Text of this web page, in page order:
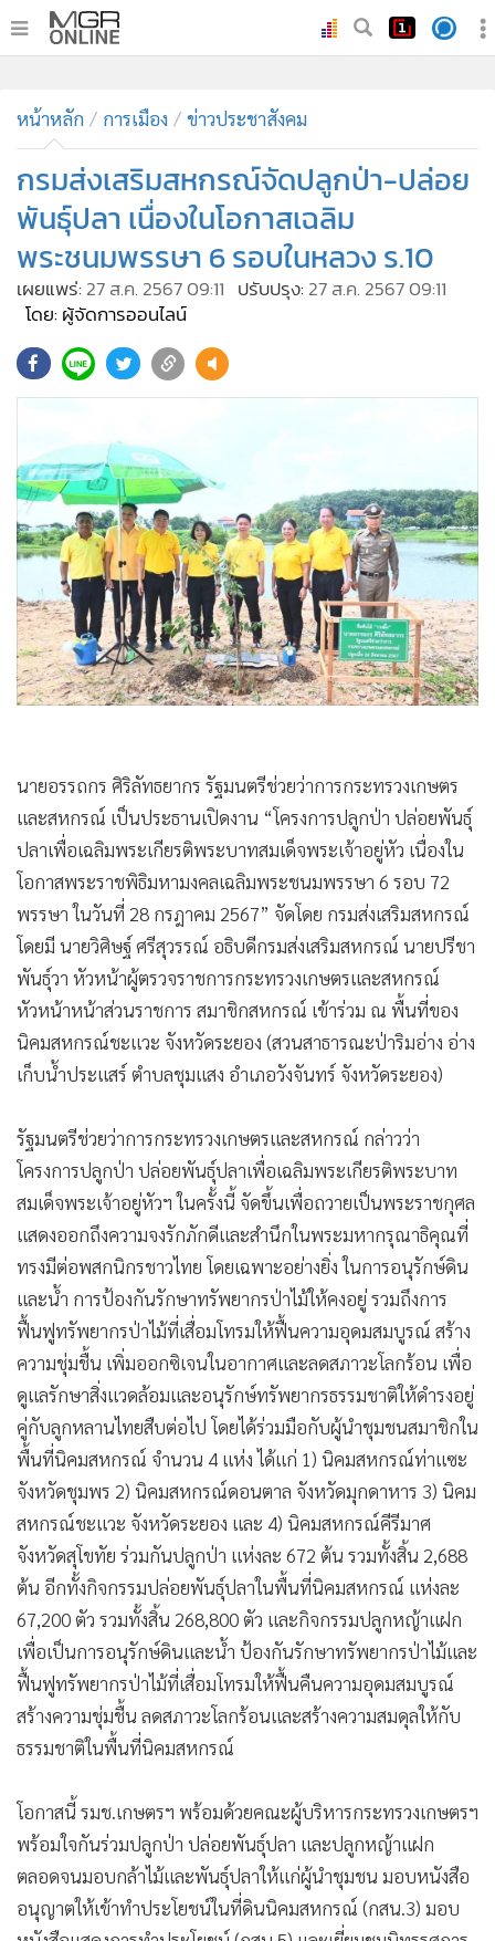
• ทันเหตุการณ์
• ภาคใต้
• ภูมิภาค
• Online Section
• บันเทิง
• ผู้จัดการรายวัน
คอลัมนิสต์
• ละคร
• CbizReview
• ผู้จัดกวน
• Good health & Well-being
• Green Innovation & SD
• Management & HR
• MGR Live
• Infographic
• การเมือง
• ท่องเที่ยว
Special Scoop
เศรษฐกิจ-ธุรกิจ
• จีน
• ชุมชน-คุณภาพชีวิต
• อาชญากรรม
• Motoring
• เกม
• วิทยาศาสตร์
• SMEs
• อินโดจีน
• กองทุนรวม
• Celeb Online
• Factcheck
ญี่ปุ่น
•
News1
Gotomanager
หน้าหลัก
กรมส่งเสริมสหกรณ์จัดปลูกป่า-ปล่อย
พันธุ์ปลา เนื่องในโอกาสเฉลิม
พระชนมพรรษา 6 รอบในหลวง ร.10
เผยแพร่:27 ส.ค. 2567 09:11ปรับปรุง:27 ส.ค. 2567 09:11
โดย: ผู้จัดการออนไลน์
และสหกรณ์ เป็นประธานเปิดงาน “โครงการปลูกป่า ปล่อยพันธุ์
ปลาเพื่อเฉลิมพระเกียรติพระบาทสมเด็จพระเจ้าอยู่หัว เนื่องใน
โอกาสพระราชพิธิมหามงคลเฉลิมพระชนมพรรษา 6 รอบ 72
พรรษา ในวันที่ 28 กรฎาคม 2567” จัดโดย กรมส่งเสริมสหกรณ์
โดยมี นายวิศิษฐ์ ศรีสุวรรณ์ อธิบดีกรมส่งเสริมสหกรณ์ นายปรีชา
พันธุ์วา หัวหน้าผู้ตรวจราชการกระทรวงเกษตรและสหกรณ์
หัวหน้าหน้าส่วนราชการ สมาชิกสหกรณ์ เข้าร่วม ณ พื้นที่ของ
นิคมสหกรณ์ชะแวะ จังหวัดระยอง (สวนสาธารณะป่าริมอ่าง อ่าง
เก็บน้ำประแสร์ ตำบลชุมแสง อำเภอวังจันทร์ จังหวัดระยอง)
รัฐมนตรีช่วยว่าการกระทรวงเกษตรและสหกรณ์ กล่าวว่า
โครงการปลูกป่า ปล่อยพันธุ์ปลาเพื่อเฉลิมพระเกียรติพระบาท
สมเด็จพระเจ้าอยู่หัวฯ ในครั้งนี้ จัดขึ้นเพื่อถวายเป็นพระราชกุศล
แสดงออกถึงความจงรักภักดีและสำนึกในพระมหากรุณาธิคุณที่
ทรงมีต่อพสกนิกรชาวไทย โดยเฉพาะอย่างยิ่ง ในการอนุรักษ์ดิน
และน้ำ การป้องกันรักษาทรัพยากรป่าไม้ให้คงอยู่ รวมถึงการ
ฟื้นฟูทรัพยากรป่าไม้ที่เสื่อมโทรมให้ฟื้นความอุดมสมบูรณ์ สร้าง
ความชุ่มชื้น เพิ่มออกซิเจนในอากาศและลดสภาวะโลกร้อน เพื่อ
ดูแลรักษาสิ่งแวดล้อมและอนุรักษ์ทรัพยากรธรรมชาติให้ดำรงอยู่
คู่กับลูกหลานไทยสืบต่อไป โดยได้ร่วมมือกับผู้นำชุมชนสมาชิกใน
พื้นที่นิคมสหกรณ์ จำนวน 4 แห่ง ได้แก่ 1) นิคมสหกรณ์ท่าแซะ
จังหวัดชุมพร 2) นิคมสหกรณ์ดอนตาล จังหวัดมุกดาหาร 3) นิคม
สหกรณ์ชะแวะ จังหวัดระยอง และ 4) นิคมสหกรณ์คีรีมาศ
จังหวัดสุโขทัย ร่วมกันปลูกป่า แห่งละ 672 ต้น รวมทั้งสิ้น 2,688
ต้น อีกทั้งกิจกรรมปล่อยพันธุ์ปลาในพื้นที่นิคมสหกรณ์ แห่งละ
67,200 ตัว รวมทั้งสิ้น 268,800 ตัว และกิจกรรมปลูกหญ้าแฝก
เพื่อเป็นการอนุรักษ์ดินและน้ำ ป้องกันรักษาทรัพยากรป่าไม้และ
ฟื้นฟูทรัพยากรป่าไม้ที่เสื่อมโทรมให้ฟื้นคืนความอุดมสมบูรณ์
สร้างความชุ่มชื้น ลดสภาวะโลกร้อนและสร้างความสมดุลให้กับ
ธรรมชาติในพื้นที่นิคมสหกรณ์
โอกาสนี้ รมช.เกษตรฯ พร้อมด้วยคณะผู้บริหารกระทรวงเกษตรฯ
พร้อมใจกันร่วมปลูกป่า ปล่อยพันธุ์ปลา และปลูกหญ้าแฝก
ตลอดจนมอบกล้าไม้และพันธุ์ปลาให้แก่ผู้นำชุมชน มอบหนังสือ
อนุญาตให้เข้าทำประโยชน์ในที่ดินนิคมสหกรณ์ (กสน.3) มอบ
หนังสือแสดงการทำประโยชน์ (กสน.5) และเยี่ยมชมนิทรรศการ